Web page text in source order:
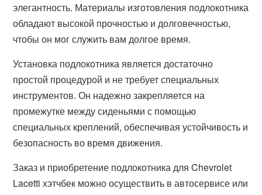
элегантность. Материалы изготовления подлокотника
обладают высокой прочностью и долговечностью,
чтобы он мог служить вам долгое время.
Установка подлокотника является достаточно
простой процедурой и не требует специальных
инструментов. Он надежно закрепляется на
промежутке между сиденьями с помощью
специальных креплений, обеспечивая устойчивость и
безопасность во время движения.
Заказ и приобретение подлокотника для Chevrolet
Lacetti хэтчбек можно осуществить в автосервисе или